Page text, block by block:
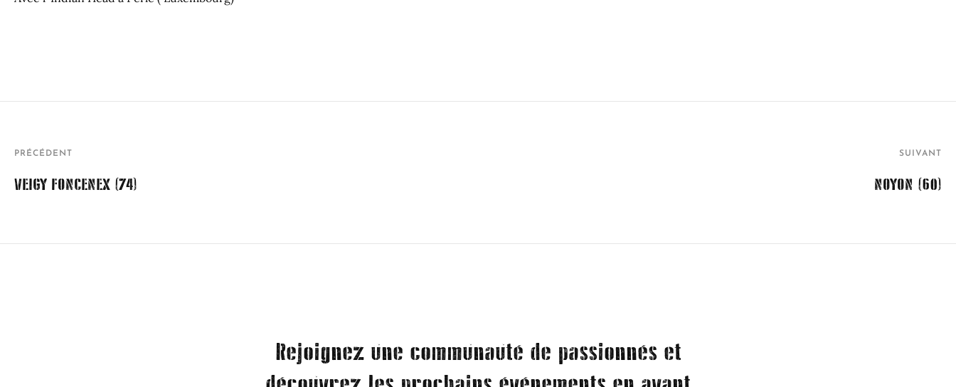
PRÉCÉDENT
VEIGY FONCENEX (74)
SUIVANT
NOYON (60)
Rejoignez une communauté de passionnés et